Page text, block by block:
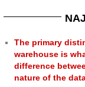
The primary
warehouse is
difference
nature of the